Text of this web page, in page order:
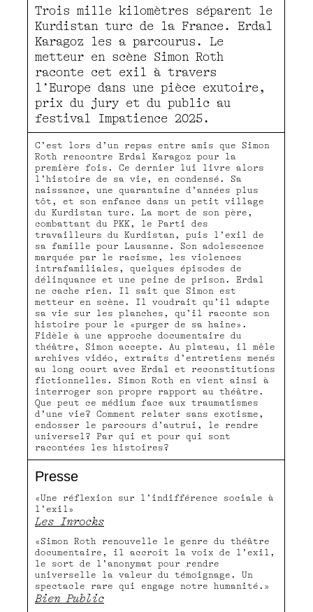
Trois mille kilomètres séparent le
Kurdistan turc de la France. Erdal
Karagoz les a parcourus. Le
metteur en scène Simon Roth
raconte cet exil à travers
l’Europe dans une pièce exutoire,
prix du jury et du public au
festival Impatience 2025.
C’est lors d’un repas entre amis que Simon
Roth rencontre Erdal Karagoz pour la
première fois. Ce dernier lui livre alors
l’histoire de sa vie, en condensé. Sa
naissance, une quarantaine d’années plus
tôt, et son enfance dans un petit village
du Kurdistan turc. La mort de son père,
combattant du PKK, le Parti des
travailleurs du Kurdistan, puis l’exil de
sa famille pour Lausanne. Son adolescence
marquée par le racisme, les violences
intrafamiliales, quelques épisodes de
délinquance et une peine de prison. Erdal
ne cache rien. Il sait que Simon est
metteur en scène. Il voudrait qu’il adapte
sa vie sur les planches, qu’il raconte son
histoire pour le «purger de sa haine».
Fidèle à une approche documentaire du
théâtre, Simon accepte. Au plateau, il mêle
archives vidéo, extraits d’entretiens menés
au long court avec Erdal et reconstitutions
fictionnelles. Simon Roth en vient ainsi à
interroger son propre rapport au théâtre.
Que peut ce médium face aux traumatismes
d’une vie? Comment relater sans exotisme,
endosser le parcours d’autrui, le rendre
universel? Par qui et pour qui sont
racontées les histoires?
Presse
«Une réflexion sur l’indifférence sociale à
l’exil»
Les Inrocks
«Simon Roth renouvelle le genre du théâtre
documentaire, il accroît la voix de l’exil,
le sort de l’anonymat pour rendre
universelle la valeur du témoignage. Un
spectacle rare qui engage notre humanité.»
Bien Public